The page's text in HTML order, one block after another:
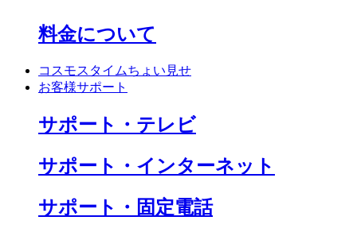
料金について
コスモスタイムちょい見せ
お客様サポート
サポート・テレビ
サポート・インターネット
サポート・固定電話